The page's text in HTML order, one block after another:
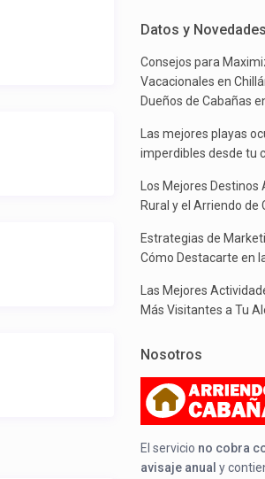
Datos y Novedades
Consejos para
Vacacionales en
Dueños de Cabañas
Las mejores playas
imperdibles desde tu
Los Mejores
Rural y el Arriendo de
Estrategias de
Cómo Destacarte en
Las Mejores
Más Visitantes a Tu
Nosotros
El servicio no cobra
avisaje anual y